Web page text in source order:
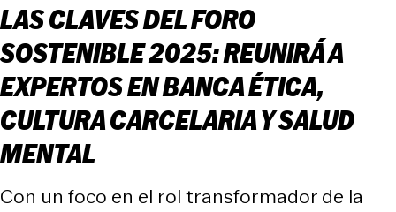
LAS CLAVES DEL FORO
SOSTENIBLE 2025: REUNIRÁ A
EXPERTOS EN BANCA ÉTICA,
CULTURA CARCELARIA Y SALUD
MENTAL
Con un foco en el rol transformador de la